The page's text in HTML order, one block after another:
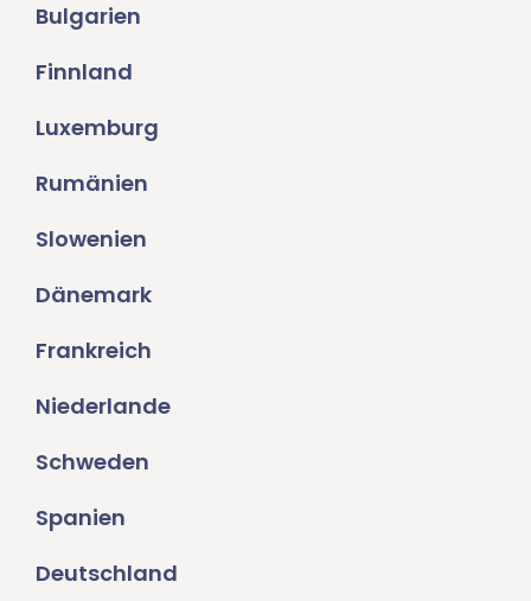
Bulgarien
Finnland
Luxemburg
Rumänien
Slowenien
Dänemark
Frankreich
Niederlande
Schweden
Spanien
Deutschland